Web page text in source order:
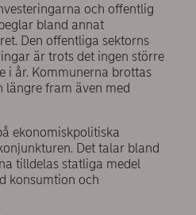
och offentlig
bland annat
Den offentliga sektorns
är trots det ingen större
i år. Kommunerna brottas
längre fram även med
ekonomiskpolitiska
Det talar bland
tilldelas statliga medel
konsumtion och